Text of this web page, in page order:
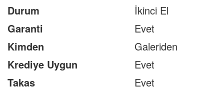
Durum
İkinci El
Garanti
Evet
Kimden
Galeriden
Krediye Uygun
Evet
Takas
Evet